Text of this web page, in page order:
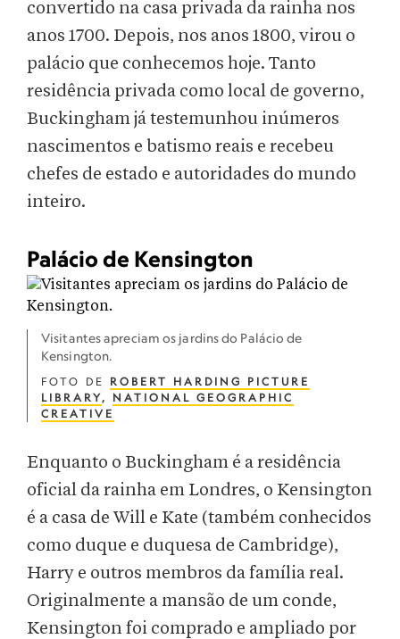
convertido na casa privada da rainha nos
anos 1700. Depois, nos anos 1800, virou o
palácio que conhecemos hoje. Tanto
residência privada como local de governo,
Buckingham já testemunhou inúmeros
nascimentos e batismo reais e recebeu
chefes de estado e autoridades do mundo
inteiro.
Palácio de Kensington
Visitantes apreciam os jardins do Palácio de
Kensington.
FOTO DE ROBERT HARDING PICTURE
LIBRARY, NATIONAL GEOGRAPHIC
CREATIVE
Enquanto o Buckingham é a residência
oficial da rainha em Londres, o Kensington
é a casa de Will e Kate (também conhecidos
como duque e duquesa de Cambridge),
Harry e outros membros da família real.
Originalmente a mansão de um conde,
Kensington foi comprado e ampliado por